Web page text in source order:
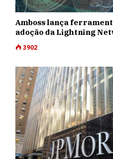
Amboss lança
adoção da Lightning
3902